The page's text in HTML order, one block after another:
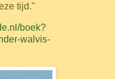
tijd."
boek?
walvis-